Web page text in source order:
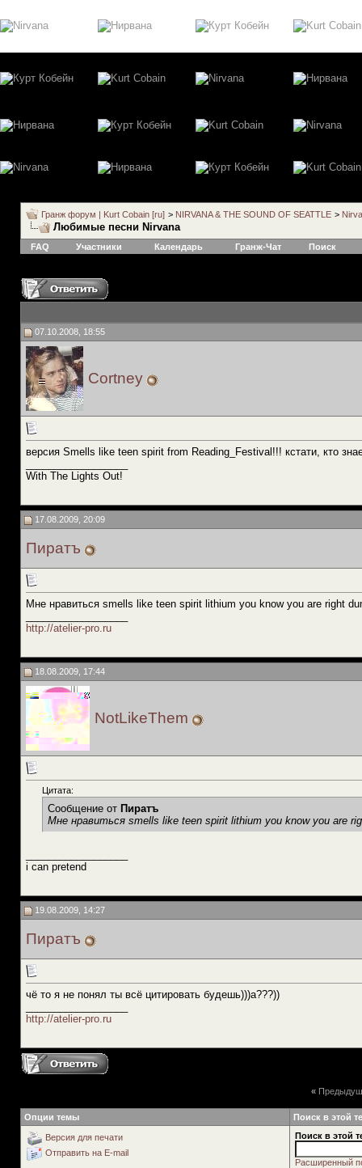
Гранж форум | Kurt Cobain [ru] > NIRVANA & THE SOUND OF SEATTLE >
Любимые песни Nirvana
FAQ Участники Календарь Гранж-Чат Поиск
07.10.2008, 18:55
Cortney
версия Smells like teen spirit from Reading_Festival!!! кстати, кто
With The Lights Out!
17.08.2009, 20:09
Пиратъ
Мне нравиться smells like teen spirit lithium you know you are right
http://atelier-pro.ru
18.08.2009, 17:44
NotLikeThem
Цитата:
Сообщение от Пиратъ
Мне нравиться smells like teen spirit lithium you know you are
i can pretend
19.08.2009, 14:27
Пиратъ
чё то я не понял ты всё цитировать будешь)))а???))
http://atelier-pro.ru
«
Опции темы Поиск в этой
Версия для печати
Отправить на E-mail
Поиск в этой
Расширенный